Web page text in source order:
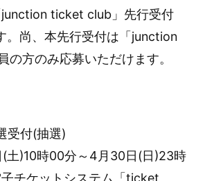
ticket club」先行受付
。尚、本先行受付は「junction
方のみ応募いただけます。
受付(抽選)
土)10時00分～4月30日(日)23時